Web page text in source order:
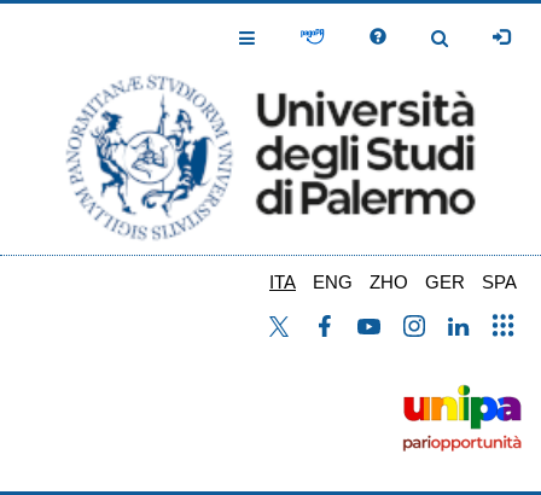
Toggle
Toggle
ITA ENG ZHO GER SPA